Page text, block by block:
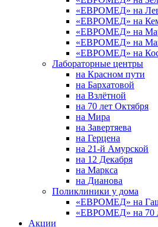
«ЕВРОМЕД» на
«ЕВРОМЕД» на
«ЕВРОМЕД» на
«ЕВРОМЕД» на
«ЕВРОМЕД» на
Лабораторные центры
на Красном пути
на Бархатовой
на Взлётной
на 70 лет Октября
на Мира
на Завертяева
на Герцена
на 21-й Амурской
на 12 Декабря
на Маркса
на Дианова
Поликлиники у дома
«ЕВРОМЕД» на
«ЕВРОМЕД» на 70
Акции